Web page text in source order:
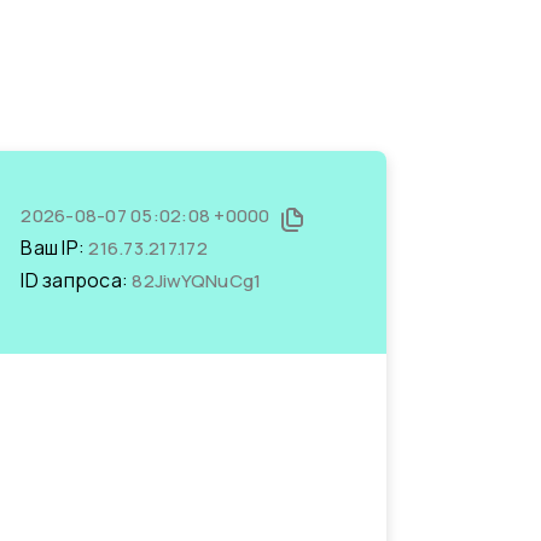
2026-08-07 05:02:08 +0000
Ваш IP:216.73.217.172
ID запроса:82JiwYQNuCg1